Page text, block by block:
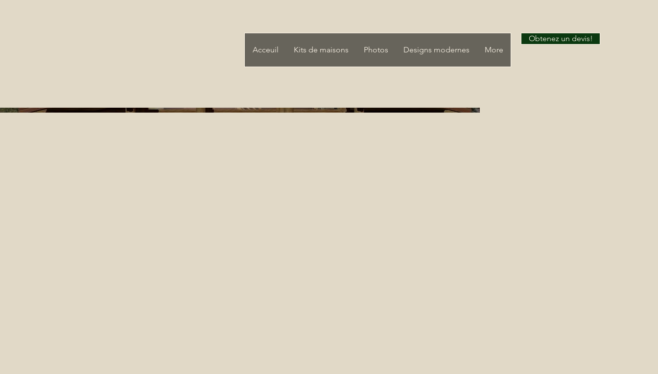
Acceuil Kits de maisons Photos Designs modernes More
Obtenez un devis!